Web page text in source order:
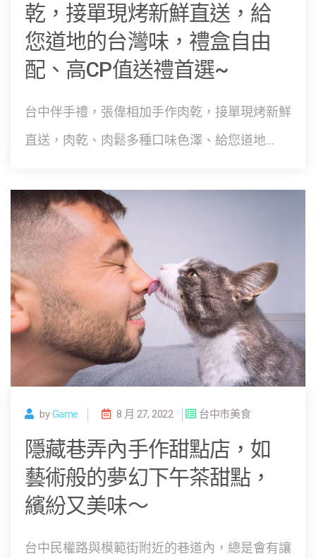
乾，接單現烤新鮮直送，給
您道地的台灣味，禮盒自由
配、高CP值送禮首選~
台中伴手禮，張偉相加手作肉乾，接單現烤新鮮
直送，肉乾、肉鬆多種口味色澤、給您道地...
byGame 8 月 27, 2022 台中市美食
隱藏巷弄內手作甜點店，如
藝術般的夢幻下午茶甜點，
繽紛又美味～
台中民權路與模範街附近的巷道內，總是會有讓